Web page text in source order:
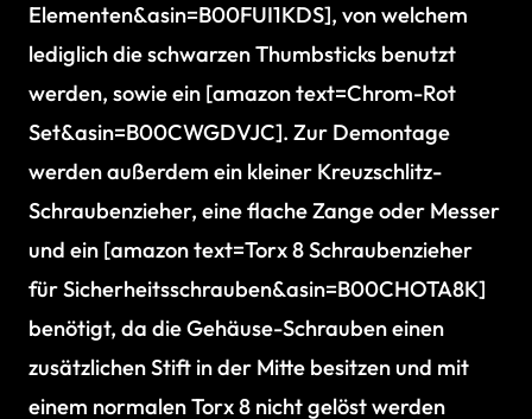
Elementen&asin=B00FUI1KDS], von welchem
lediglich die schwarzen Thumbsticks benutzt
werden, sowie ein [amazon text=Chrom-Rot
Set&asin=B00CWGDVJC]. Zur Demontage
werden außerdem ein kleiner Kreuzschlitz-
Schraubenzieher, eine flache Zange oder Messer
und ein [amazon text=Torx 8 Schraubenzieher
für Sicherheitsschrauben&asin=B00CHOTA8K]
benötigt, da die Gehäuse-Schrauben einen
zusätzlichen Stift in der Mitte besitzen und mit
einem normalen Torx 8 nicht gelöst werden